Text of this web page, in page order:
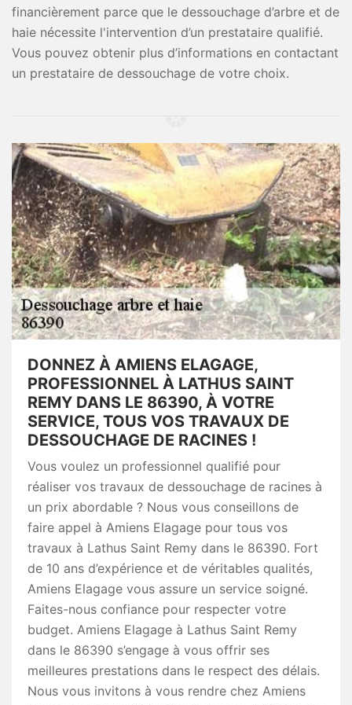
financièrement parce que le dessouchage d’arbre et de
haie nécessite l'intervention d’un prestataire qualifié.
Vous pouvez obtenir plus d’informations en contactant
un prestataire de dessouchage de votre choix.
DONNEZ À AMIENS ELAGAGE,
PROFESSIONNEL À LATHUS SAINT
REMY DANS LE 86390, À VOTRE
SERVICE, TOUS VOS TRAVAUX DE
DESSOUCHAGE DE RACINES !
Vous voulez un professionnel qualifié pour
réaliser vos travaux de dessouchage de racines à
un prix abordable ? Nous vous conseillons de
faire appel à Amiens Elagage pour tous vos
travaux à Lathus Saint Remy dans le 86390. Fort
de 10 ans d’expérience et de véritables qualités,
Amiens Elagage vous assure un service soigné.
Faites-nous confiance pour respecter votre
budget. Amiens Elagage à Lathus Saint Remy
dans le 86390 s’engage à vous offrir ses
meilleures prestations dans le respect des délais.
Nous vous invitons à vous rendre chez Amiens